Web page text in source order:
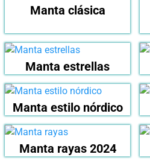
Manta clásica
Manta estrellas
Manta estilo nórdico
Manta rayas 2024